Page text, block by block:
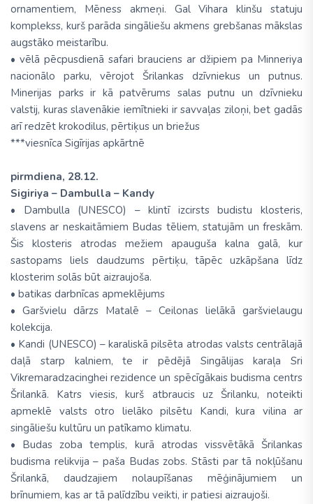
ornamentiem, Mēness akmeņi. Gal Vihara klinšu statuju
komplekss, kurš parāda singāliešu akmens grebšanas mākslas
augstāko meistarību.
• vēlā pēcpusdienā safari brauciens ar džipiem pa Minneriya
nacionālo parku, vērojot Šrilankas dzīvniekus un putnus.
Minerijas parks ir kā patvērums salas putnu un dzīvnieku
valstij, kuras slavenākie iemītnieki ir savvaļas ziloņi, bet gadās
arī redzēt krokodilus, pērtiķus un briežus
***viesnīca Sigīrijas apkārtnē
pirmdiena, 28.12.
Sigiriya – Dambulla – Kandy
• Dambulla (UNESCO) – klintī izcirsts budistu klosteris,
slavens ar neskaitāmiem Budas tēliem, statujām un freskām.
Šis klosteris atrodas mežiem apauguša kalna galā, kur
sastopams liels daudzums pērtiķu, tāpēc uzkāpšana līdz
klosterim solās būt aizraujoša.
• batikas darbnīcas apmeklējums
• Garšvielu dārzs Matalē – Ceilonas lielākā garšvielaugu
kolekcija.
• Kandi (UNESCO) – karaliskā pilsēta atrodas valsts centrālajā
daļā starp kalniem, te ir pēdējā Singālijas karaļa Sri
Vikremaradzacinghei rezidence un spēcīgākais budisma centrs
Šrilankā. Katrs viesis, kurš atbraucis uz Šrilanku, noteikti
apmeklē valsts otro lielāko pilsētu Kandi, kura vilina ar
singāliešu kultūru un patīkamo klimatu.
• Budas zoba templis, kurā atrodas vissvētākā Šrilankas
budisma relikvija – paša Budas zobs. Stāsti par tā nokļūšanu
Šrilankā, daudzajiem nolaupīšanas mēģinājumiem un
brīnumiem, kas ar tā palīdzību veikti, ir patiesi aizraujoši.